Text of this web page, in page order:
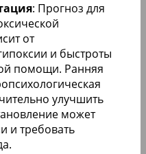
: Прогноз для
от
и быстроты
помощи. Ранняя
улучшить
может
и требовать